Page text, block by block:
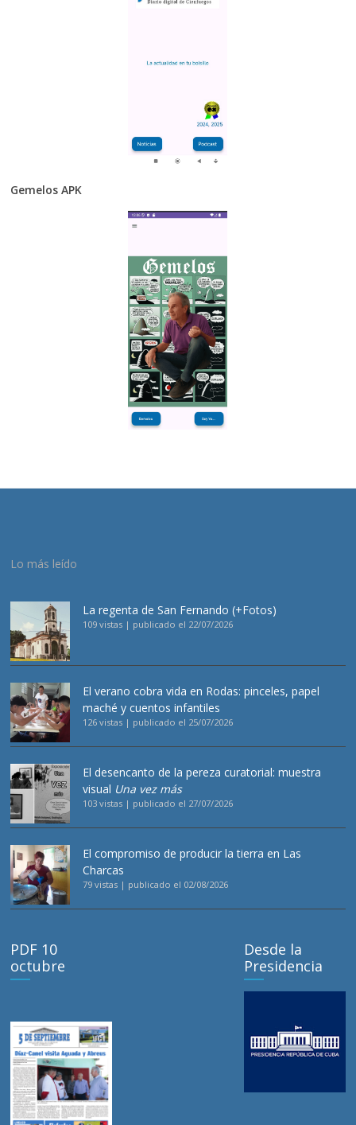
Gemelos APK
Lo más leído
La regenta de San Fernando (+Fotos)
109 vistas | publicado el 22/07/2026
El verano cobra vida en Rodas: pinceles, papel
maché y cuentos infantiles
126 vistas | publicado el 25/07/2026
El desencanto de la pereza curatorial: muestra
visual Una vez más
103 vistas | publicado el 27/07/2026
El compromiso de producir la tierra en Las
Charcas
79 vistas | publicado el 02/08/2026
PDF 10
octubre
Desde la
Presidencia